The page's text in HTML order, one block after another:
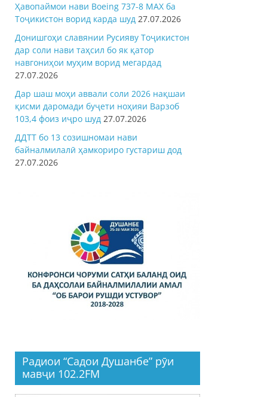
Ҳавопаймои нави Boeing 737-8 MAX ба
Тоҷикистон ворид карда шуд 27.07.2026
Донишгоҳи славянии Русияву Тоҷикистон
дар соли нави таҳсил бо як қатор
навгониҳои муҳим ворид мегардад
27.07.2026
Дар шаш моҳи аввали соли 2026 нақшаи
қисми даромади буҷети ноҳияи Варзоб
103,4 фоиз иҷро шуд 27.07.2026
ДДТТ бо 13 созишномаи нави
байналмилалӣ ҳамкориро густариш дод
27.07.2026
Радиои “Садои Душанбе” рӯи
мавҷи 102.2FM